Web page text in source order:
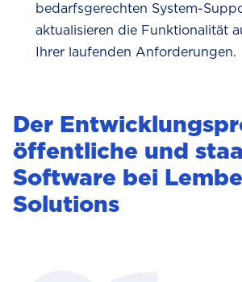
bedarfsgerechten System-
aktualisieren die Funktionalität
Ihrer laufenden Anforderungen.
Der
öffentliche und
Software bei
Solutions